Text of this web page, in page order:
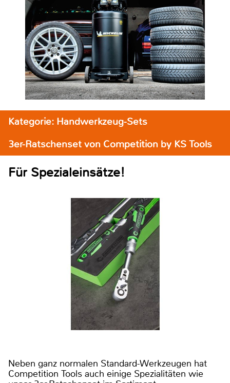
Kategorie: Handwerkzeug-Sets
3er-Ratschenset von Competition by KS Tools
Für Spezialeinsätze!
Neben ganz normalen Standard-Werkzeugen hat
Competition Tools auch einige Spezialitäten wie